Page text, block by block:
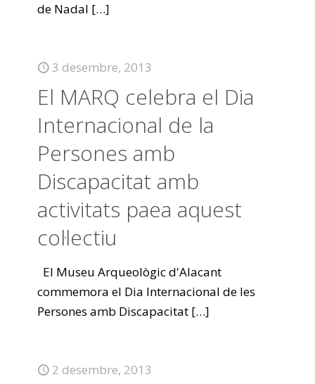
de Nadal […]
3 desembre, 2013
El MARQ celebra el Dia
Internacional de la
Persones amb
Discapacitat amb
activitats paea aquest
col·lectiu
El Museu Arqueològic d'Alacant
commemora el Dia Internacional de les
Persones amb Discapacitat […]
2 desembre, 2013